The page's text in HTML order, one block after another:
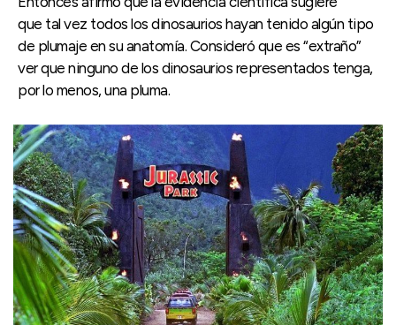
que tal vez todos los dinosaurios hayan tenido algún tipo
de plumaje en su anatomía. Consideró que es “extraño”
ver que ninguno de los dinosaurios representados tenga,
por lo menos, una pluma.